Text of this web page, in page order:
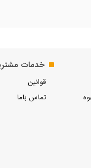
خدمات
قوانین
تماس باما